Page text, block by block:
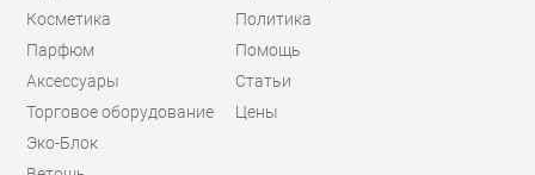
Косметика
Парфюм
Аксессуары
Торговое оборудование
Эко-Блок
Политика
Помощь
Статьи
Цены